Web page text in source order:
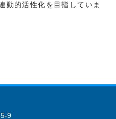
動的活性化を目指していま
9